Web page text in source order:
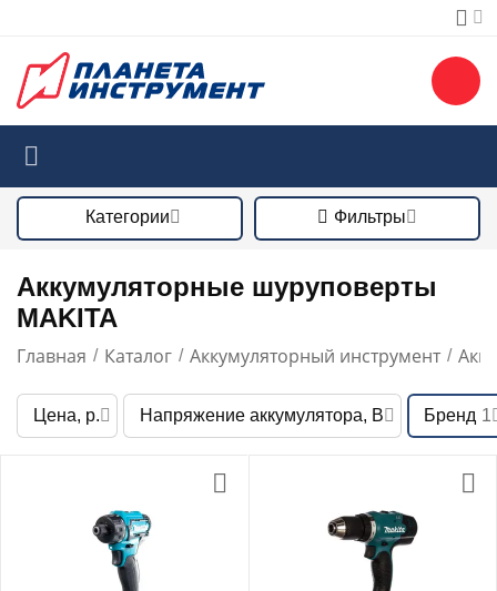
Категории Фильтры
Аккумуляторные шуруповерты
MAKITA
Главная / Каталог / Аккумуляторный инструмент /
Цена, р. Напряжение аккумулятора, В Бренд 1